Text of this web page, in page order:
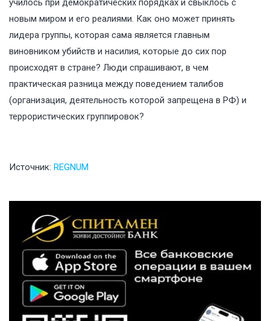
училось при демократических порядках и свыклось с
новым миром и его реалиями. Как оно может принять
лидера группы, которая сама является главным
виновником убийств и насилия, которые до сих пор
происходят в стране? Люди спрашивают, в чем
практическая разница между поведением талибов
(организация, деятельность которой запрещена в РФ) и
террористических группировок?
Источник: REGNUM